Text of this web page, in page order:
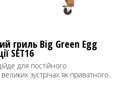
гриль Big Green Egg
SET16
для постійного
зустрічах як приватного..